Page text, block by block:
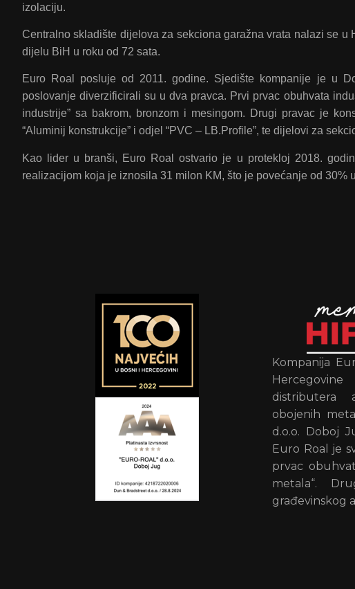
izolaciju.
Centralno skladište dijelova za sekciona garažna vrata nalazi se
dijelu BiH u roku od 72 sata.
Euro Roal posluje od 2011. godine. Sjedište kompanije je u
poslovanje diverzificirali su u dva pravca. Prvi prvac obuhvata
industrije” sa bakrom, bronzom i mesingom. Drugi pravac je
“Aluminij konstrukcije” i odjel “PVC – LB.Profile”, te dijelovi za
Kao lider u branši, Euro Roal ostvario je u protekloj 2018.
realizacijom koja je iznosila 31 milon KM, što je povećanje od 30%
Kompanija
distributera
obojenih
d.o.o. Doboj
Euro Roal je
prvac
metala“.
građevinskog